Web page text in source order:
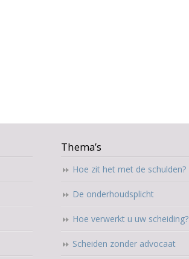
Thema’s
Hoe zit het met de schulden?
De onderhoudsplicht
Hoe verwerkt u uw scheiding?
Scheiden zonder advocaat